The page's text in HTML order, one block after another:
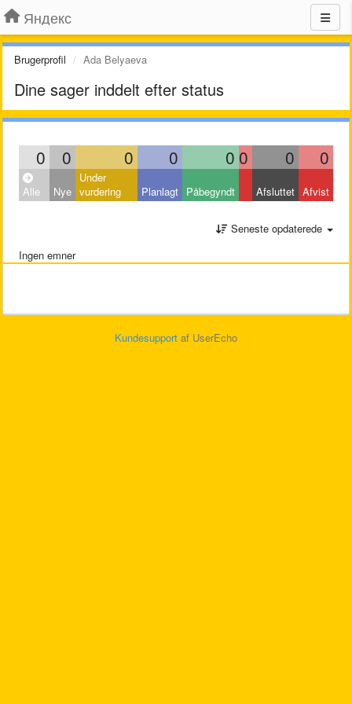
Яндекс
Brugerprofil Ada Belyaeva
Dine sager inddelt efter status
0 0 0 0 0 0 0 0
Alle Nye
Under
vurdering
Planlagt Påbegyndt Afsluttet Afvist
Seneste opdaterede
Ingen emner
Kundesupport af UserEcho